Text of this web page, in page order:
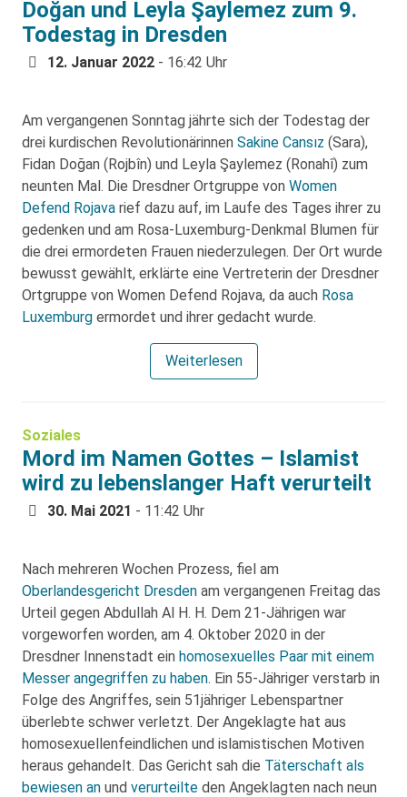
Doğan und Leyla Şaylemez zum 9.
Todestag in Dresden
12. Januar 2022 - 16:42 Uhr
Am vergangenen Sonntag jährte sich der Todestag der
drei kurdischen Revolutionärinnen Sakine Cansız (Sara),
Fidan Doğan (Rojbîn) und Leyla Şaylemez (Ronahî) zum
neunten Mal. Die Dresdner Ortgruppe von Women
Defend Rojava rief dazu auf, im Laufe des Tages ihrer zu
gedenken und am Rosa-Luxemburg-Denkmal Blumen für
die drei ermordeten Frauen niederzulegen. Der Ort wurde
bewusst gewählt, erklärte eine Vertreterin der Dresdner
Ortgruppe von Women Defend Rojava, da auch Rosa
Luxemburg ermordet und ihrer gedacht wurde.
Weiterlesen
Soziales
Mord im Namen Gottes – Islamist
wird zu lebenslanger Haft verurteilt
30. Mai 2021 - 11:42 Uhr
Nach mehreren Wochen Prozess, fiel am
Oberlandesgericht Dresden am vergangenen Freitag das
Urteil gegen Abdullah Al H. H. Dem 21-Jährigen war
vorgeworfen worden, am 4. Oktober 2020 in der
Dresdner Innenstadt ein homosexuelles Paar mit einem
Messer angegriffen zu haben. Ein 55-Jähriger verstarb in
Folge des Angriffes, sein 51jähriger Lebenspartner
überlebte schwer verletzt. Der Angeklagte hat aus
homosexuellenfeindlichen und islamistischen Motiven
heraus gehandelt. Das Gericht sah die Täterschaft als
bewiesen an und verurteilte den Angeklagten nach neun